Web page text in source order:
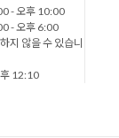
- 오후 10:00
- 오후 6:00
지 않을 수 있습니
12:10